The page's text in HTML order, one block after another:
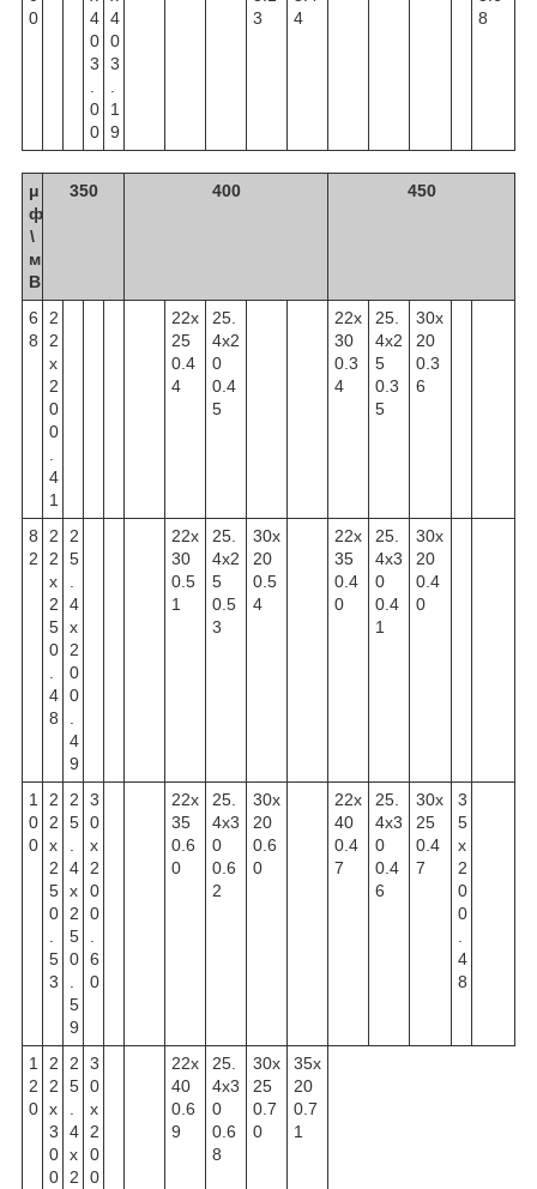
0
4
0
3
0
0
4
0
3
1
9
3
4
8
μ
ф
\
м
В
350 400 450
6
8
2
2
x
2
0
0
4
1
22x
25
0.4
4
25.
4x2
0
0.4
5
22x
30
0.3
4
25.
4x2
5
0.3
5
30x
20
0.3
6
8
2
2
2
x
2
5
0
4
8
2
5
4
x
2
0
0
4
9
22x
30
0.5
1
25.
4x2
5
0.5
3
30x
20
0.5
4
22x
35
0.4
0
25.
4x3
0
0.4
1
30x
20
0.4
0
1
0
0
2
2
x
2
5
0
5
3
2
5
4
x
2
5
0
5
9
3
0
x
2
0
0
6
0
22x
35
0.6
0
25.
4x3
0
0.6
2
30x
20
0.6
0
22x
40
0.4
7
25.
4x3
0
0.4
6
30x
25
0.4
7
3
5
x
2
0
0
4
8
1
2
0
2
2
x
3
0
0
2
5
4
x
2
3
0
x
2
0
0
22x
40
0.6
9
25.
4x3
0
0.6
8
30x
25
0.7
0
35x
20
0.7
1